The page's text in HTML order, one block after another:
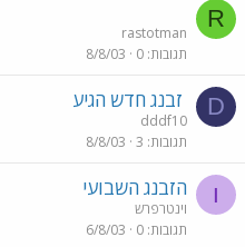
R
rastotman
תגובות 0
8/8/03
D זבנג חדש הגיע
dddf10
תגובות 3
8/8/03
ו הזבנג השבועי
וינטרפרש
תגובות 0
6/8/03